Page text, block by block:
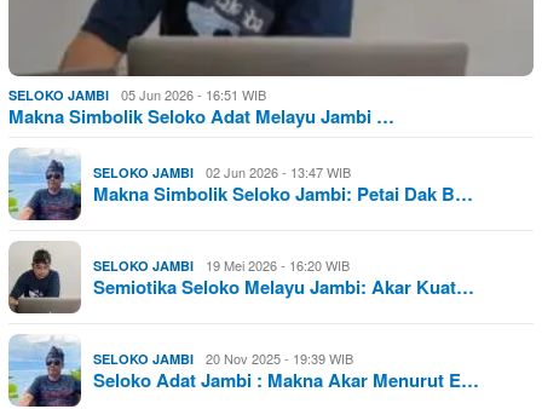
SELOKO JAMBI 05 Jun 2026 - 16:51 WIB
Makna Simbolik Seloko Adat Melayu Jambi …
SELOKO JAMBI 02 Jun 2026 - 13:47 WIB
Makna Simbolik Seloko Jambi: Petai Dak B…
SELOKO JAMBI 19 Mei 2026 - 16:20 WIB
Semiotika Seloko Melayu Jambi: Akar Kuat…
SELOKO JAMBI 20 Nov 2025 - 19:39 WIB
Seloko Adat Jambi : Makna Akar Menurut E…